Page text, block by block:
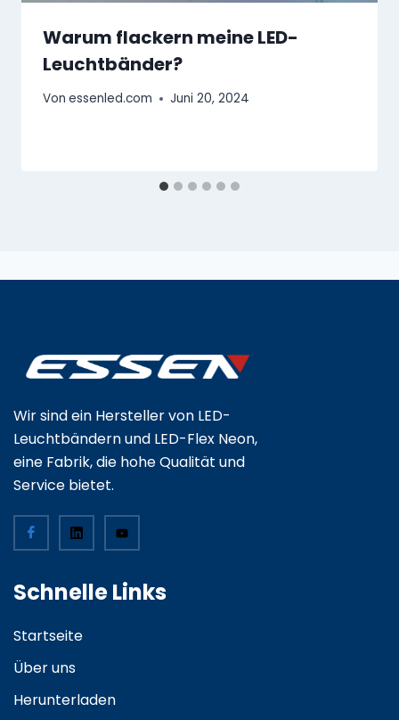
Warum flackern meine LED-
Leuchtbänder?
Von essenled.com Juni 20, 2024
Wir sind ein Hersteller von LED-
Leuchtbändern und LED-Flex Neon,
eine Fabrik, die hohe Qualität und
Service bietet.
Schnelle Links
Startseite
Über uns
Herunterladen